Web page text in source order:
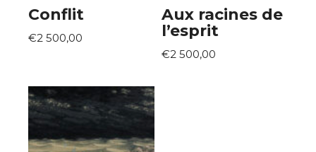
Conflit
€2 500,00
Aux racines de
l’esprit
€2 500,00